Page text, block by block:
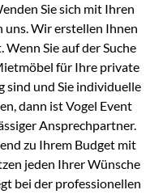
Sie sich mit Ihren
uns. Wir erstellen Ihnen
Sie auf der Suche
für Ihre private
sind und Sie individuelle
dann ist Vogel Event
Ansprechpartner.
zu Ihrem Budget mit
jeden Ihrer Wünsche
bei der professionellen